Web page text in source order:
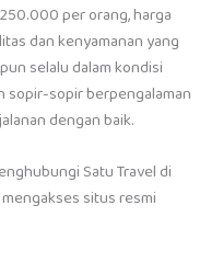
per orang, harga
dan kenyamanan yang
selalu dalam kondisi
sopir-sopir berpengalaman
dengan baik.
Satu Travel di
situs resmi